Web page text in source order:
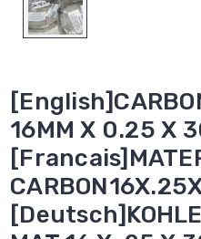
16MM X 0.25 X